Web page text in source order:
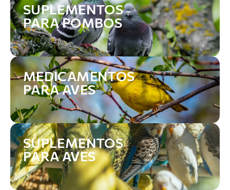
SUPLEMENTOS
PARA POMBOS
MEDICAMENTOS
PARA AVES
SUPLEMENTOS
PARA AVES